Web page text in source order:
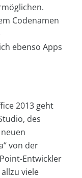
Codenamen
ebenso Apps
2013 geht
des
von der
Entwickler
viele